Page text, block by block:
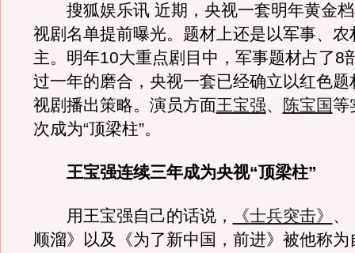
搜狐娱乐讯 近期，央视一套明年黄金档
视剧名单提前曝光。题材上还是以军事、农
主。明年10大重点剧目中，军事题材占了8
过一年的磨合，央视一套已经确立以红色题
视剧播出策略。演员方面王宝强、 陈宝国等
次成为“顶梁柱”。
王宝强连续三年成为央视“顶梁柱”
用王宝强自己的话说， 《士兵突击》 、
顺溜》以及《为了新中国，前进》被他称为